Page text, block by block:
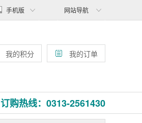
手机版 网站导航
我的订单
我的积分
订购热线：0313-2561430